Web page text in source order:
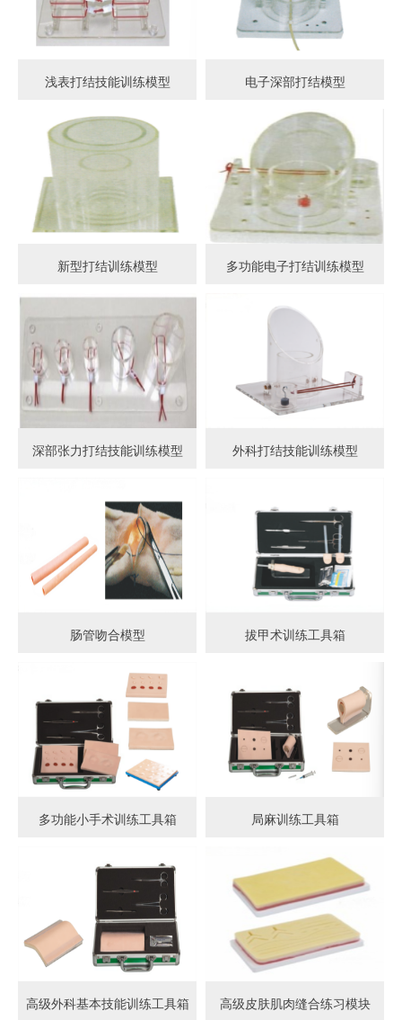
浅表打结技能训练模型 电子深部打结模型
新型打结训练模型 多功能电子打结训练模型
深部张力打结技能训练模型 外科打结技能训练模型
肠管吻合模型 拔甲术训练工具箱
多功能小手术训练工具箱 局麻训练工具箱
高级外科基本技能训练工具箱 高级皮肤肌肉缝合练习模块